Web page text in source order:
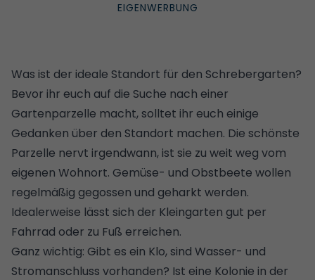
Was ist der ideale Standort für den Schrebergarten?
Bevor ihr euch auf die Suche nach einer
Gartenparzelle macht, solltet ihr euch einige
Gedanken über den Standort machen. Die schönste
Parzelle nervt irgendwann, ist sie zu weit weg vom
eigenen Wohnort. Gemüse- und Obstbeete wollen
regelmäßig gegossen und geharkt werden.
Idealerweise lässt sich der Kleingarten gut per
Fahrrad oder zu Fuß erreichen.
Ganz wichtig: Gibt es ein Klo, sind Wasser- und
Stromanschluss vorhanden? Ist eine Kolonie in der